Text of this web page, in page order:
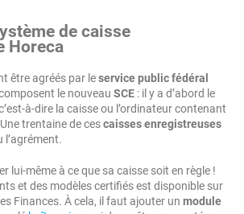
de caisse
Horeca
être agréés par leservice public fédéral
le nouveau SCE : il y a d’abord le
à-dire la caisse ou l’ordinateur contenant
trentaine de cescaisses enregistreuses
l’agrément.
lui-même à ce que sa caisse soit en règle !
et des modèles certifiés est disponible sur
Finances. À cela, il faut ajouter un module